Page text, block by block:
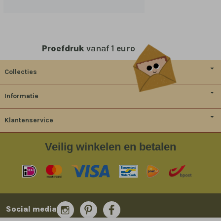
Proefdruk vanaf 1 euro
Collecties
Informatie
Klantenservice
Veilig winkelen en betalen
Social media